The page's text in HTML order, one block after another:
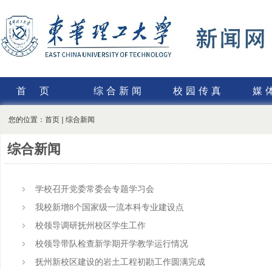
首页 综合新闻 校园传真 媒
您的位置： 首页 综合新闻
综合新闻
学校召开党委常委会专题学习会
我校新增8个国家级一流本科专业建设点
校领导调研抚州校区学生工作
校领导带队检查新学期开学教学运行情况
抚州新校区建设的岩土工程初勘工作圆满完成